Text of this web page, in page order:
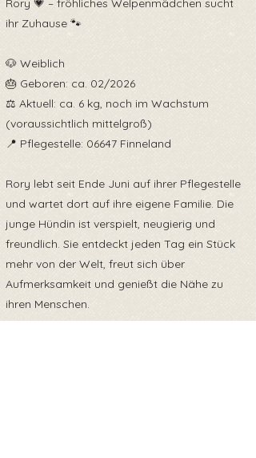
Rory 💗 – fröhliches Welpenmädchen sucht
ihr Zuhause 🐾
🐶 Weiblich
🎂 Geboren: ca. 02/2026
⚖️ Aktuell: ca. 6 kg, noch im Wachstum
(voraussichtlich mittelgroß)
📍 Pflegestelle: 06647 Finneland
Rory lebt seit Ende Juni auf ihrer Pflegestelle
und wartet dort auf ihre eigene Familie. Die
junge Hündin ist verspielt, neugierig und
freundlich. Sie entdeckt jeden Tag ein Stück
mehr von der Welt, freut sich über
Aufmerksamkeit und genießt die Nähe zu
ihren Menschen.